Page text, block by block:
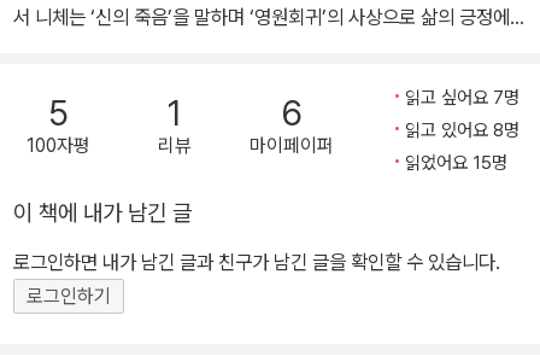
《차라투스트라는 이렇게 말했다》로 집대성됐고 철학은 철학 분야를
의 탄생》(1872)에서 생의 환희와 염세, 긍정과 부정 등을 예술적 형
이상학으로 고찰했으며, 《반시대적 고찰》(1873~1876)에서는 유럽
문화에 대한 회의를 표명하고, 위대한 창조자인 천재를 문화의 이상
으로 하였다. 이 사상은 《인간적인, 너무나 인간적인》(1878~1880)
른다. 《여명》(1881) 《즐거운 지혜》(1882)에 이어 《차라투스트라는
이렇게 말했다》(1883~1885)를 펴냈는데 ‘신은 죽었다’라고 함으로
서 니체는 ‘신의 죽음’을 말하며 ‘영원회귀’의 사상으로 삶의 긍정에
독교에 의해 자라온 유럽 문명의 몰락과 니힐리즘의 도래를 예견하기
도 한 이 책은 오늘날까지도 현대인들에게 커다란 경각심을 불러일으
키는 고전으로 남아 있다. 그런 이유로 실존철학의 거두 야스퍼스는
한 바 있다. 독일어 원전을 대본으로 하고 영역본과 일역본을 함께 참
조함으로써 독자들의 가독성과 이해력을 높혔으며, 특히 옮긴이의 작
품 해설은 난해하기로 유명한 《차라투스트라》의 핵심 사상과 니체의
실존 철학에 대한 이해를 돕고 있다.
5
100자평
1
리뷰
6
마이페이퍼
읽고 싶어요 7명
읽고 있어요 8명
읽었어요 15명
이 책에 내가 남긴 글
로그인하면 내가 남긴 글과 친구가 남긴 글을 확인할 수 있습니다.
로그인하기